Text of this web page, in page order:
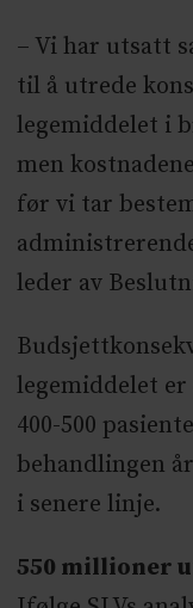
etterpå.*
alvorlighet,
er oppfylt.*
med et
11,5
– Vi har utsatt
til å utrede
legemiddelet i
men
før vi tar
leder av
legemiddelet
400-500
behandlingen
i senere linje.
550 millioner